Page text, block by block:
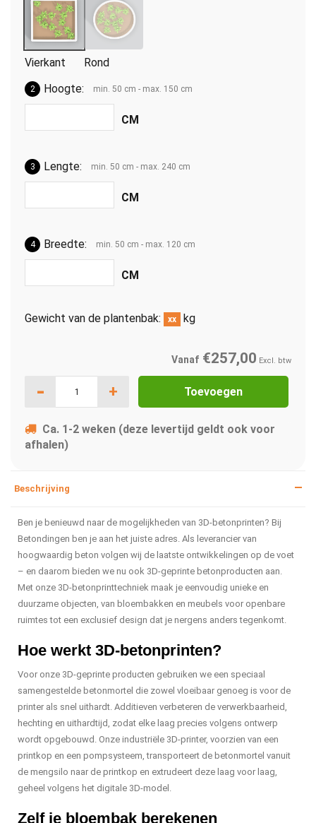
Vierkant Rond
2 Hoogte: min. 50 cm - max. 150 cm
3 Lengte: min. 50 cm - max. 240 cm
4 Breedte: min. 50 cm - max. 120 cm
Gewicht van de plantenbak: xx kg
Vanaf €257,00 Excl. btw
- + Toevoegen
Ca. 1-2 weken (deze levertijd geldt ook voor
afhalen)
Beschrijving
Ben je benieuwd naar de mogelijkheden van 3D-betonprinten? Bij
Betondingen ben je aan het juiste adres. Als leverancier van
hoogwaardig beton volgen wij de laatste ontwikkelingen op de voet
– en daarom bieden we nu ook 3D-geprinte betonproducten aan.
Met onze 3D-betonprinttechniek maak je eenvoudig unieke en
duurzame objecten, van bloembakken en meubels voor openbare
ruimtes tot een exclusief design dat je nergens anders tegenkomt.
Hoe werkt 3D-betonprinten?
Voor onze 3D-geprinte producten gebruiken we een speciaal
samengestelde betonmortel die zowel vloeibaar genoeg is voor de
printer als snel uithardt. Additieven verbeteren de verwerkbaarheid,
hechting en uithardtijd, zodat elke laag precies volgens ontwerp
wordt opgebouwd. Onze industriële 3D-printer, voorzien van een
printkop en een pompsysteem, transporteert de betonmortel vanuit
de mengsilo naar de printkop en extrudeert deze laag voor laag,
geheel volgens het digitale 3D-model.
Zelf je bloembak berekenen